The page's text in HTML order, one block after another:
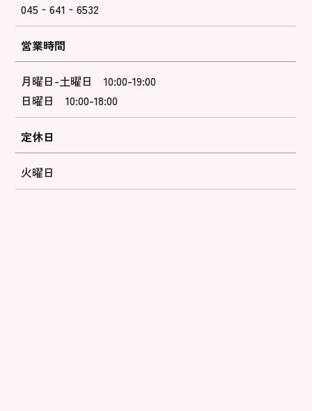
045‐641‐6532
営業時間
月曜日-土曜日 10:00-19:00
日曜日 10:00-18:00
定休日
火曜日